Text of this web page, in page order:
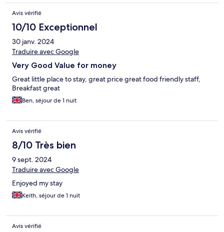
Avis vérifié
10/10 Exceptionnel
30 janv. 2024
Traduire avec Google
Very Good Value for money
Great little place to stay, great price great food friendly staff,
Breakfast great
Ben, séjour de 1 nuit
Avis vérifié
8/10 Très bien
9 sept. 2024
Traduire avec Google
Enjoyed my stay
Keith, séjour de 1 nuit
Avis vérifié